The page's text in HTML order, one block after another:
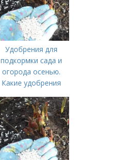
Удобрения для
подкормки сада и
огорода осенью.
Какие удобрения
правильно это
делать?